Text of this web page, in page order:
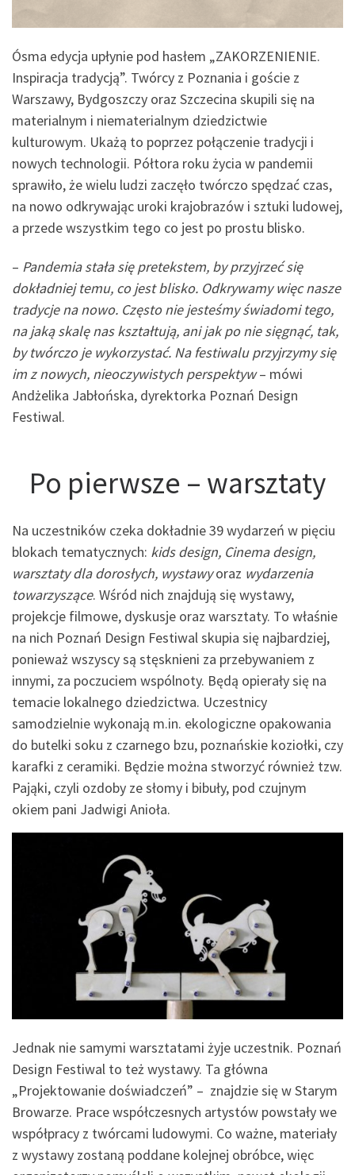
Ósma edycja upłynie pod hasłem „ZAKORZENIENIE.
Inspiracja tradycją”. Twórcy z Poznania i goście z
Warszawy, Bydgoszczy oraz Szczecina skupili się na
materialnym i niematerialnym dziedzictwie
kulturowym. Ukażą to poprzez połączenie tradycji i
nowych technologii. Półtora roku życia w pandemii
sprawiło, że wielu ludzi zaczęło twórczo spędzać czas,
na nowo odkrywając uroki krajobrazów i sztuki ludowej,
a przede wszystkim tego co jest po prostu blisko.
– Pandemia stała się pretekstem, by przyjrzeć się
dokładniej temu, co jest blisko. Odkrywamy więc nasze
tradycje na nowo. Często nie jesteśmy świadomi tego,
na jaką skalę nas kształtują, ani jak po nie sięgnąć, tak,
by twórczo je wykorzystać. Na festiwalu przyjrzymy się
im z nowych, nieoczywistych perspektyw– mówi
Andżelika Jabłońska, dyrektorka Poznań Design
Festiwal.
Po pierwsze – warsztaty
Na uczestników czeka dokładnie 39 wydarzeń w pięciu
blokach tematycznych: kids design, Cinema design,
warsztaty dla dorosłych, wystawyoraz wydarzenia
towarzyszące. Wśród nich znajdują się wystawy,
projekcje filmowe, dyskusje oraz warsztaty. To właśnie
na nich Poznań Design Festiwal skupia się najbardziej,
ponieważ wszyscy są stęsknieni za przebywaniem z
innymi, za poczuciem wspólnoty. Będą opierały się na
temacie lokalnego dziedzictwa. Uczestnicy
samodzielnie wykonają m.in. ekologiczne opakowania
do butelki soku z czarnego bzu, poznańskie koziołki, czy
karafki z ceramiki. Będzie można stworzyć również tzw.
Pająki, czyli ozdoby ze słomy i bibuły, pod czujnym
okiem pani Jadwigi Anioła.
Jednak nie samymi warsztatami żyje uczestnik. Poznań
Design Festiwal to też wystawy. Ta główna
„Projektowanie doświadczeń” – znajdzie się w Starym
Browarze. Prace współczesnych artystów powstały we
współpracy z twórcami ludowymi. Co ważne, materiały
z wystawy zostaną poddane kolejnej obróbce, więc